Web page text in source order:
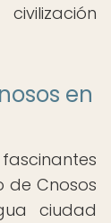
en
de Cnosos
ciudad